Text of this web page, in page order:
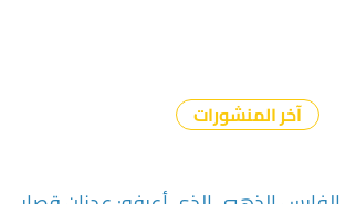
آخر المنشورات